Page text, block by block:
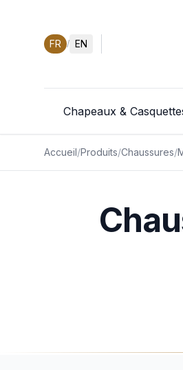
FR / EN
Chapeaux &
Accueil/Produits/Chaussures/